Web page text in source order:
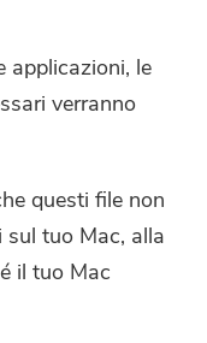
applicazioni, le
verranno
questi file non
sul tuo Mac, alla
il tuo Mac